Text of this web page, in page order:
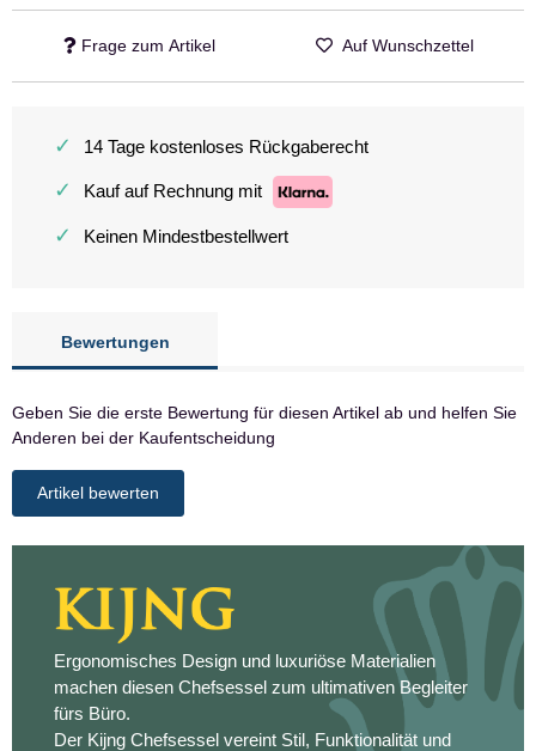
Frage zum Artikel Auf Wunschzettel
✓ 14 Tage kostenloses Rückgaberecht
✓ Kauf auf Rechnung mit
✓ Keinen Mindestbestellwert
Bewertungen
Geben Sie die erste Bewertung für diesen Artikel ab und helfen Sie
Anderen bei der Kaufentscheidung
Artikel bewerten
Ergonomisches Design und luxuriöse Materialien
machen diesen Chefsessel zum ultimativen Begleiter
fürs Büro.
Der Kijng Chefsessel vereint Stil, Funktionalität und